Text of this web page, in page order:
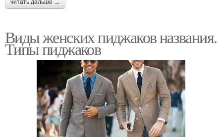
читать дальше →
Виды женских пиджаков названия.
Типы пиджаков